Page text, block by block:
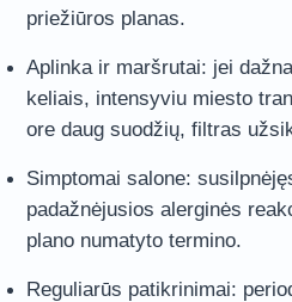
priežiūros planas.
Aplinka ir maršrutai: jei
keliais, intensyviu miesto
ore daug suodžių, filtras
Simptomai salone:
padažnėjusios alerginės
plano numatyto termino.
Reguliarūs patikrinimai: